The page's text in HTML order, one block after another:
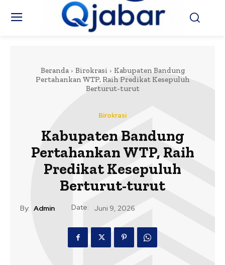
Beranda Birokrasi
Kabupaten Bandung
Pertahankan WTP, Raih Predikat Kesepuluh
Berturut-turut
Birokrasi
Kabupaten Bandung
Pertahankan WTP, Raih
Predikat Kesepuluh
Berturut-turut
By: Admin Date: Juni 9, 2026